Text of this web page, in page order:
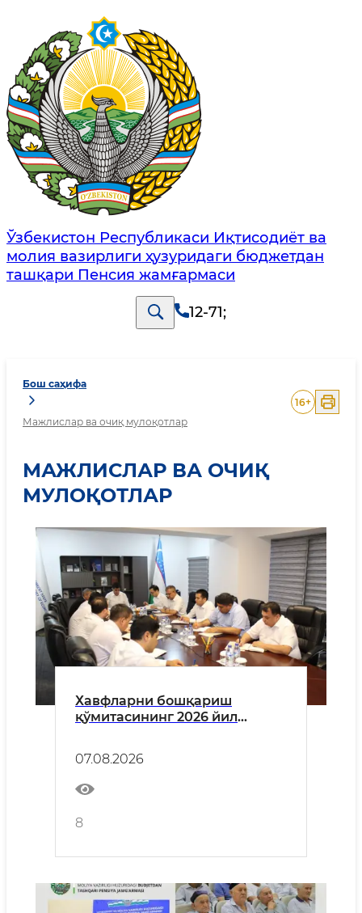
Ўзбекистон Республикаси Иқтисодиёт ва
молия вазирлиги ҳузуридаги бюджетдан
ташқари Пенсия жамғармаси
12-71;
Бош саҳифа
Мажлислар ва очиқ мулоқотлар
16+
МАЖЛИСЛАР ВА ОЧИҚ
МУЛОҚОТЛАР
Хавфларни бошқариш
қўмитасининг 2026 йил
ўтди.
07.08.2026
8